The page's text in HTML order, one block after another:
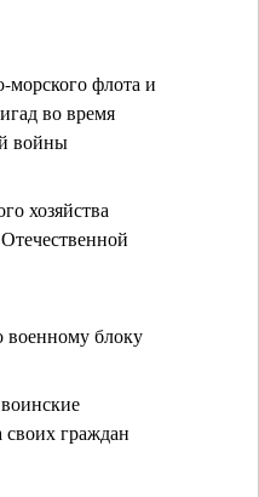
морского флота и
во время
войны
хозяйства
блоку
граждан